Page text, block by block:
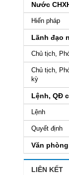
Nước
Hiến pháp
Lãnh đạo
Chủ tịch,
Chủ tịch,
kỳ
Lệnh, QĐ
Lệnh
Quyết định
Văn
LIÊN KẾT